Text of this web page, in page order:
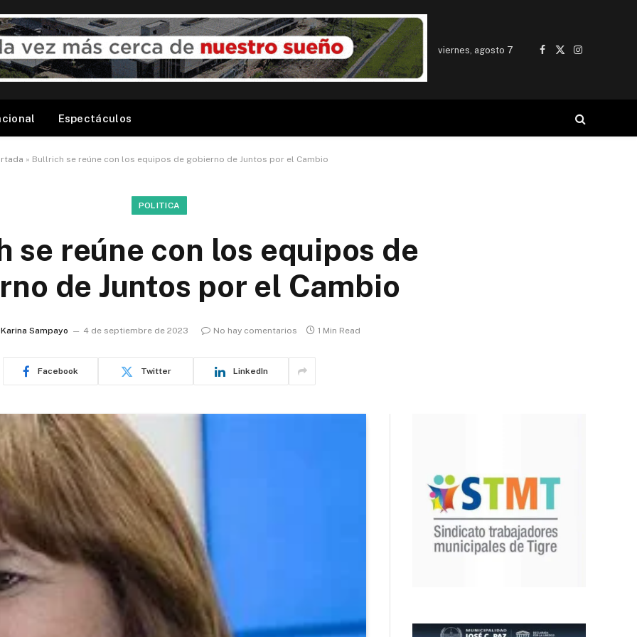
viernes, agosto 7
Facebook
X
Instagram
Espectáculos
» Bullrich se reúne con los equipos de gobierno de Juntos por el Cambio
POLITICA
se reúne con los equipos de
de Juntos por el Cambio
Karina Sampayo 4 de septiembre de 2023 No hay comentarios 1 Min Read
Facebook Twitter LinkedIn